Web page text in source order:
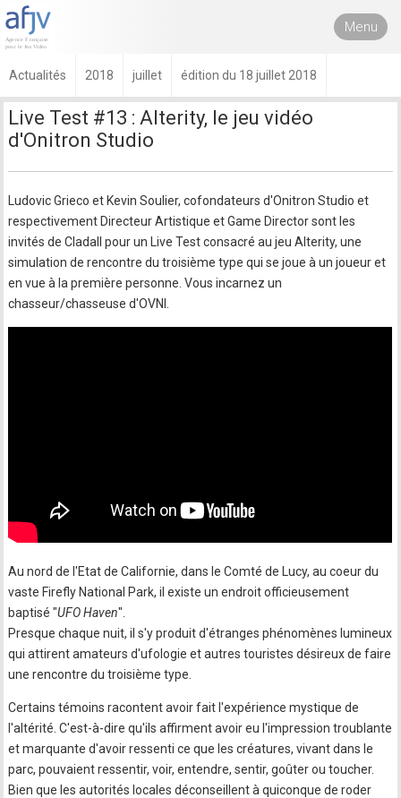
Menu
Actualités 2018 juillet édition du 18 juillet 2018
Live Test #13 : Alterity, le jeu vidéo
d'Onitron Studio
Ludovic Grieco et Kevin Soulier, cofondateurs d'Onitron Studio et
respectivement Directeur Artistique et Game Director sont les
invités de Cladall pour un Live Test consacré au jeu Alterity, une
simulation de rencontre du troisième type qui se joue à un joueur et
en vue à la première personne. Vous incarnez un
chasseur/chasseuse d'OVNI.
Au nord de l'Etat de Californie, dans le Comté de Lucy, au coeur du
vaste Firefly National Park, il existe un endroit officieusement
baptisé "UFO Haven".
Presque chaque nuit, il s'y produit d'étranges phénomènes lumineux
qui attirent amateurs d'ufologie et autres touristes désireux de faire
une rencontre du troisième type.
Certains témoins racontent avoir fait l'expérience mystique de
l'altérité. C'est-à-dire qu'ils affirment avoir eu l'impression troublante
et marquante d'avoir ressenti ce que les créatures, vivant dans le
parc, pouvaient ressentir, voir, entendre, sentir, goûter ou toucher.
Bien que les autorités locales déconseillent à quiconque de roder